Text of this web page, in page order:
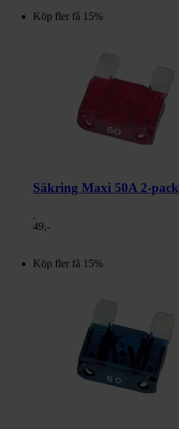
Köp fler få 15%
Säkring Maxi 50A 2-pack
49,-
Köp fler få 15%